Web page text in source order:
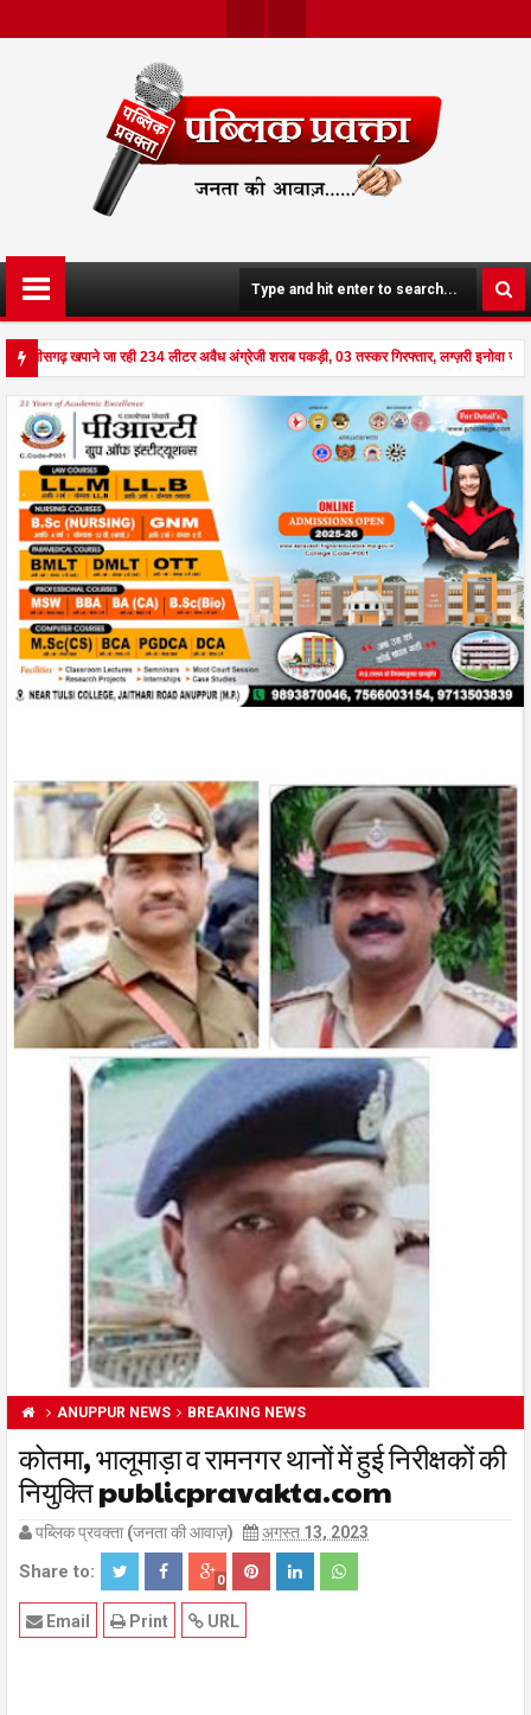
Ter
Boo
K
खपाने जा रही 234 लीटर अवैध अंग्रेजी शराब पकड़ी, 03 तस्कर गिरफ्तार, लग्ज़री इनोवा
दहला अनूपपुर - घर पर किसान व नौकरानी का मिला रक्तरंजित शव, पत्नी गंभीर घायल में मेडिकल रेफर
ANUPPUR NEWS BREAKING NEWS
कोतमा, भालूमाड़ा व रामनगर थानों में हुई निरीक्षकों की
नियुक्ति publicpravakta.com
पब्लिक प्रवक्ता (जनता की आवाज़) अगस्त 13, 2023
Share to: 0
URL
Print
Email